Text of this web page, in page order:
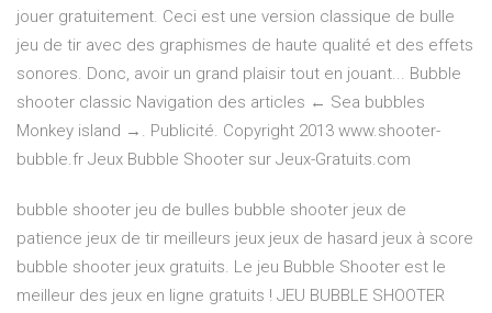
jouer gratuitement. Ceci est une version classique de bulle
jeu de tir avec des graphismes de haute qualité et des effets
sonores. Donc, avoir un grand plaisir tout en jouant... Bubble
shooter classic Navigation des articles ← Sea bubbles
Monkey island →. Publicité. Copyright 2013 www.shooter-
bubble.fr Jeux Bubble Shooter sur Jeux-Gratuits.com
bubble shooter jeu de bulles bubble shooter jeux de
patience jeux de tir meilleurs jeux jeux de hasard jeux à score
bubble shooter jeux gratuits. Le jeu Bubble Shooter est le
meilleur des jeux en ligne gratuits ! JEU BUBBLE SHOOTER